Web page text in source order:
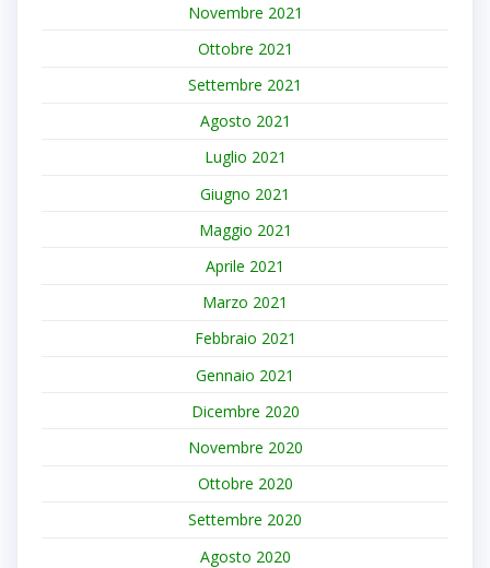
Novembre 2021
Ottobre 2021
Settembre 2021
Agosto 2021
Luglio 2021
Giugno 2021
Maggio 2021
Aprile 2021
Marzo 2021
Febbraio 2021
Gennaio 2021
Dicembre 2020
Novembre 2020
Ottobre 2020
Settembre 2020
Agosto 2020